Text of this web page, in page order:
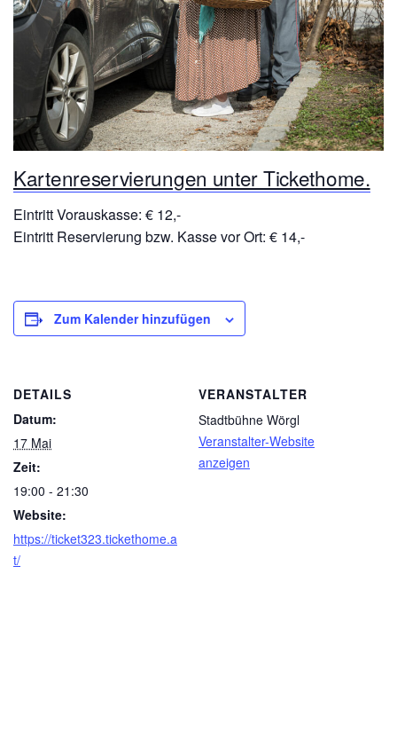
Kartenreservierungen unter Tickethome.
Eintritt Vorauskasse: € 12,-
Eintritt Reservierung bzw. Kasse vor Ort: € 14,-
Zum Kalender hinzufügen
DETAILS
Datum:
17 Mai
Zeit:
19:00 - 21:30
Website:
https://ticket323.tickethome.a
t/
VERANSTALTER
Stadtbühne Wörgl
Veranstalter-Website
anzeigen